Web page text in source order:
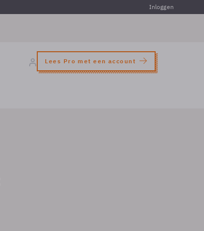
Inloggen
Lees Pro met een account